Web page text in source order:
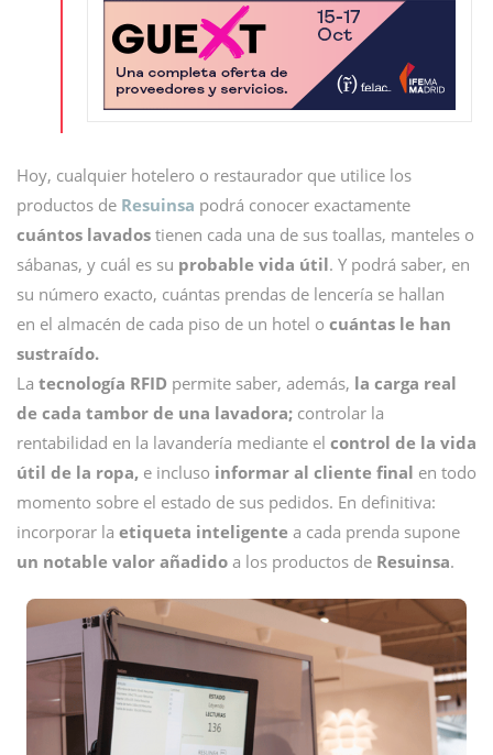
Hoy, cualquier hotelero o restaurador que utilice los
productos de Resuinsa podrá conocer exactamente
cuántos lavados tienen cada una de sus toallas, manteles o
sábanas, y cuál es su probable vida útil. Y podrá saber, en
su número exacto, cuántas prendas de lencería se hallan
en el almacén de cada piso de un hotel o cuántas le han
sustraído.
La tecnología RFID permite saber, además, la carga real
de cada tambor de una lavadora; controlar la
rentabilidad en la lavandería mediante el control de la vida
útil de la ropa, e incluso informar al cliente final en todo
momento sobre el estado de sus pedidos. En definitiva:
incorporar la etiqueta inteligente a cada prenda supone
un notable valor añadido a los productos de Resuinsa.